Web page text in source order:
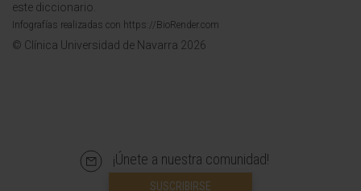
este diccionario.
Infografías realizadas con https://BioRender.com
© Clínica Universidad de Navarra 2026
¡Únete a nuestra comunidad!
SUSCRIBIRSE